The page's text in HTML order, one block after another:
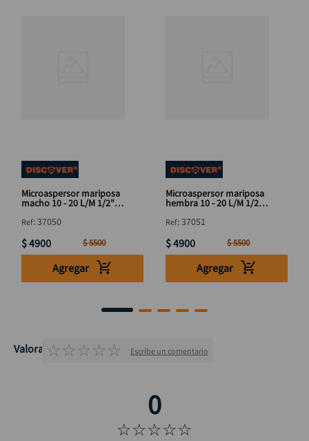
Microaspersor mariposa
macho 10 - 20 L/M 1/2"
:37050
$4900 $5500
Agregar
Microaspersor mariposa
hembra 10 - 20 L/M 1/2"
:37051
$4900 $5500
Agregar
Valoraciones
☆☆☆☆☆ Escribe un comentario
☆☆☆☆☆